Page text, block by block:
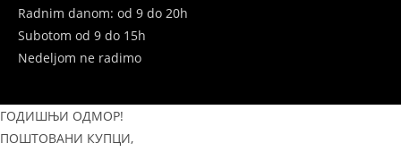
Radnim danom: od 9 do 20h
Subotom od 9 do 15h
Nedeljom ne radimo
ГОДИШЊИ ОДМОР!
ПОШТОВАНИ КУПЦИ,